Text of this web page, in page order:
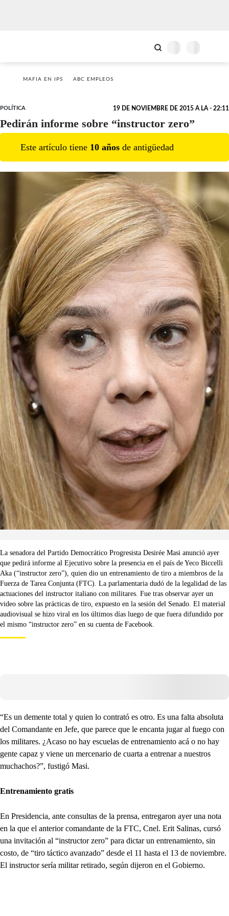
MAFIA EN IPS ABC EMPLEOS
POLÍTICA 19 DE NOVIEMBRE DE 2015 A LA - 22:11
Pedirán informe sobre “instructor zero”
Este artículo tiene 10 años de antigüedad
La senadora del Partido Democrático Progresista Desirée Masi anunció ayer
que pedirá informe al Ejecutivo sobre la presencia en el país de Yeco Biccelli
Aka (“instructor zero”), quien dio un entrenamiento de tiro a miembros de la
Fuerza de Tarea Conjunta (FTC). La parlamentaria dudó de la legalidad de las
actuaciones del instructor italiano con militares. Fue tras observar ayer un
video sobre las prácticas de tiro, expuesto en la sesión del Senado. El material
audiovisual se hizo viral en los últimos días luego de que fuera difundido por
el mismo “instructor zero” en su cuenta de Facebook.
“Es un demente total y quien lo contrató es otro. Es una falta absoluta
del Comandante en Jefe, que parece que le encanta jugar al fuego con
los militares. ¿Acaso no hay escuelas de entrenamiento acá o no hay
gente capaz y viene un mercenario de cuarta a entrenar a nuestros
muchachos?”, fustigó Masi.
Entrenamiento gratis
En Presidencia, ante consultas de la prensa, entregaron ayer una nota
en la que el anterior comandante de la FTC, Cnel. Erit Salinas, cursó
una invitación al “instructor zero” para dictar un entrenamiento, sin
costo, de “tiro táctico avanzado” desde el 11 hasta el 13 de noviembre.
El instructor sería militar retirado, según dijeron en el Gobierno.